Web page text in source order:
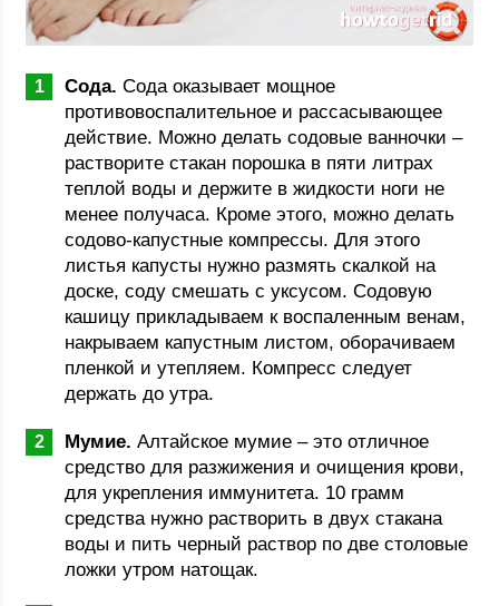
Сода. Сода оказывает мощное
противовоспалительное и рассасывающее
действие. Можно делать содовые ванночки –
растворите стакан порошка в пяти литрах
теплой воды и держите в жидкости ноги не
менее получаса. Кроме этого, можно делать
содово-капустные компрессы. Для этого
листья капусты нужно размять скалкой на
доске, соду смешать с уксусом. Содовую
кашицу прикладываем к воспаленным венам,
накрываем капустным листом, оборачиваем
пленкой и утепляем. Компресс следует
держать до утра.
Мумие. Алтайское мумие – это отличное
средство для разжижения и очищения крови,
для укрепления иммунитета. 10 грамм
средства нужно растворить в двух стакана
воды и пить черный раствор по две столовые
ложки утром натощак.